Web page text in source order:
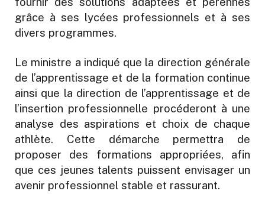
grâce à ses lycées professionnels et à ses
divers programmes.
Le ministre a indiqué que la direction générale
de l’apprentissage et de la formation continue
ainsi que la direction de l’apprentissage et de
l’insertion professionnelle procéderont à une
analyse des aspirations et choix de chaque
athlète. Cette démarche permettra de
proposer des formations appropriées, afin
que ces jeunes talents puissent envisager un
avenir professionnel stable et rassurant.